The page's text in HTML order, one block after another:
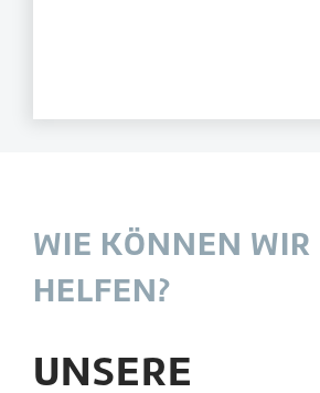
WIE KÖNNEN WIR
HELFEN?
UNSERE